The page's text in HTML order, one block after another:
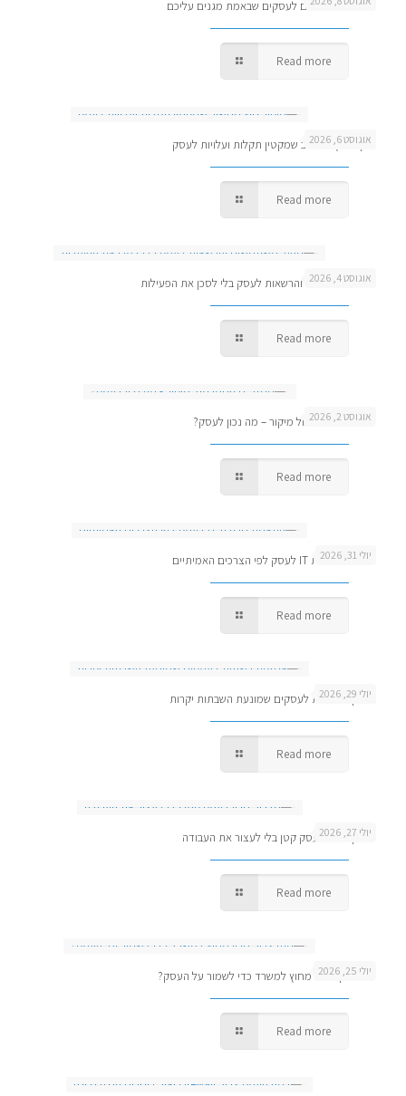
כלי גיבוי מומלצים לעסקים שבאמת מגנים עליכם
Read more
אוגוסט 6, 2026
מיקור חוץ מחשוב שמקטין תקלות ועלויות לעסק
Read more
אוגוסט 4, 2026
ניהול משתמשים והרשאות לעסק בלי לסכן את הפעילות
Read more
אוגוסט 2, 2026
מנהל IT פנימי מול מיקור – מה נכון לעסק?
Read more
יולי 31, 2026
התאמת חבילת IT לעסק לפי הצרכים האמיתיים
Read more
יולי 29, 2026
אחזקת רשתות לעסקים שמונעת השבתות יקרות
Read more
יולי 27, 2026
מדריך גיבוי לעסק קטן בלי לעצור את העבודה
Read more
יולי 25, 2026
מתי צריך גיבוי מחוץ למשרד כדי לשמור על העסק?
Read more